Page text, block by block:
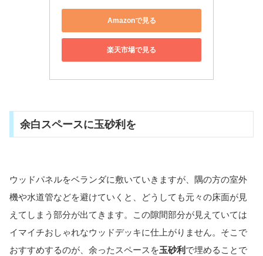
Amazonで見る
楽天市場で見る
余白スペースに玉砂利を
ウッドパネルをベランダに敷いていきますが、隅の方の室外
機や水道管などを避けていくと、どうしても元々の床面が見
えてしまう部分が出てきます。この隙間部分が見えていては
イマイチおしゃれなウッドデッキに仕上がりません。そこで
おすすめするのが、余ったスペースを玉砂利 で埋めることで